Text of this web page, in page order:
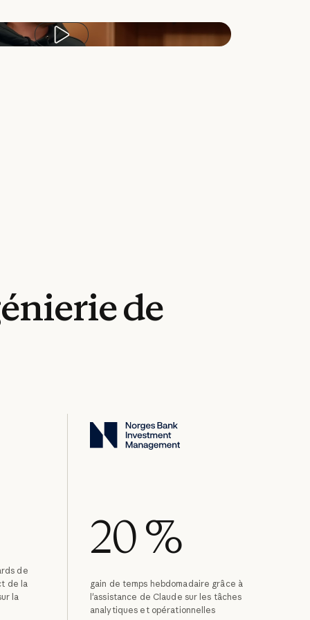
Lire la vidéo
de
de
de la
la
20 %
gain de temps hebdomadaire grâce à
l'assistance de Claude sur les tâches
analytiques et opérationnelles